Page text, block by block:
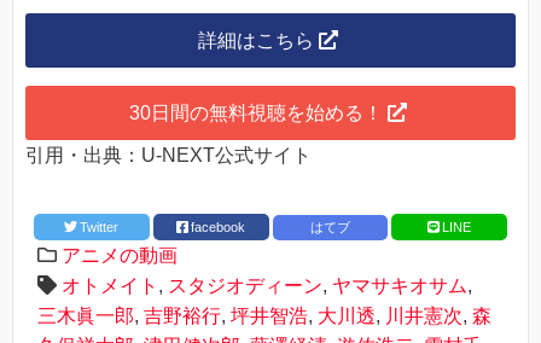
詳細はこちら
30日間の無料視聴を始める！
引用・出典：U-NEXT公式サイト
Twitter facebook はてブ LINE
アニメの動画
オトメイト , スタジオディーン, ヤマサキオサム,
三木眞一郎, 吉野裕行, 坪井智浩, 大川透, 川井憲次, 森